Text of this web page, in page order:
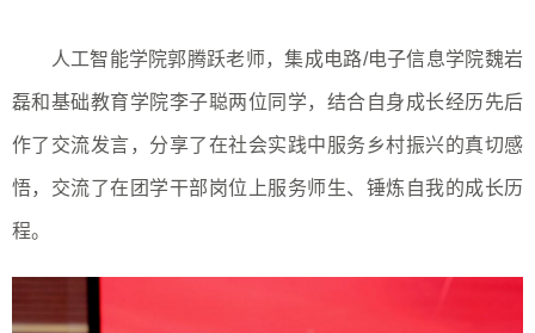
人工智能学院郭腾跃老师，集成电路/电子信息学院魏岩
磊和基础教育学院李子聪两位同学，结合自身成长经历先后
作了交流发言，分享了在社会实践中服务乡村振兴的真切感
悟，交流了在团学干部岗位上服务师生、锤炼自我的成长历
程。